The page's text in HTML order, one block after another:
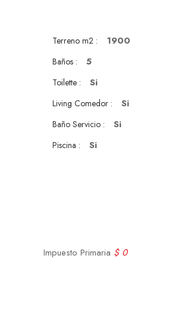
Terreno m2 : 1900
Baños : 5
Toilette : Si
Living Comedor : Si
Baño Servicio : Si
Piscina : Si
Impuesto Primaria $ 0